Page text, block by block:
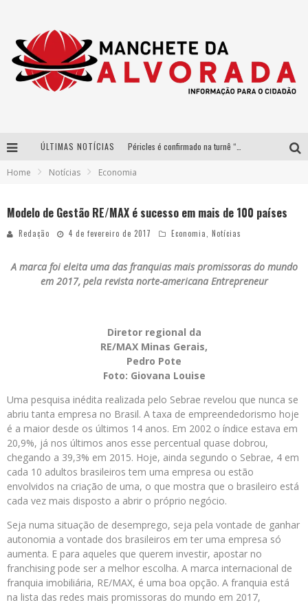
ÚLTIMAS NOTÍCIAS
Home Notícias Economia
Modelo de Gestão RE/MAX é sucesso em mais de 100 países
Redação 4 de fevereiro de 2017 Economia Notícias
A marca foi eleita uma das franquias mais promissoras do mundo
em 2017, pela revista norte-americana Entrepreneur
Diretor regional da
RE/MAX Minas Gerais,
Pedro Pote
Foto: Giovana Louise
Uma pesquisa inédita realizada pelo Sebrae revelou que nunca se
abriu tanta empresa no Brasil. A taxa de empreendedorismo hoje
é a maior desde os últimos 14 anos. Em 2002 o índice estava em
20,9%, já nos últimos anos esse percentual quase dobrou,
chegando a 39,3% em 2015. Hoje, ainda segundo o Sebrae, 4 em
cada 10 adultos brasileiros tem uma empresa ou estão
envolvidos na criação de uma, o que mostra que o brasileiro está
cada vez mais disposto a abrir o próprio negócio.
Seja numa situação de desemprego, seja pela vontade de ganhar
autonomia a vontade dos brasileiros em ter uma empresa só
aumenta. E para aqueles que querem investir, apostar no
franchising pode ser a melhor escolha. A marca internacional de
franquia imobiliária, RE/MAX, é uma boa opção. A franquia está
na lista das redes mais promissoras do mundo em 2017,